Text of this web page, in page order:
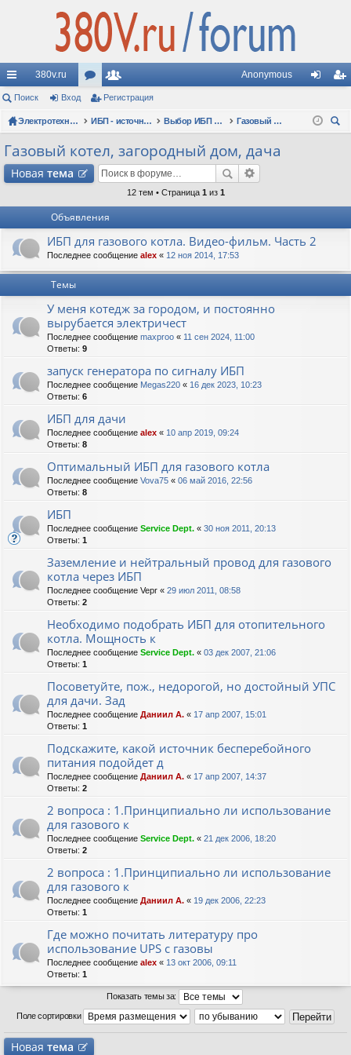
с
ы
лк
380v.ru
ор
ум
ол
ьз
ат
и
Anonymous
д ис
Поиск Вход Регистрация
Электротехнические форумы ИБП - источники бесперебойного питания Выбор ИБП по сфере применения (рекомендации, советы, опыт эксплуатации)
Газовый котел, загородный дом, дача
Газовый котел, загородный дом, дача
Новая тема
12 тем • Страница 1 из 1
Объявления
ИБП для газового котла. Видео-фильм. Часть 2
Последнее сообщение alex « 12 ноя 2014, 17:53
Темы
У меня котедж за городом, и постоянно
вырубается электричест
Последнее сообщение maxproo « 11 сен 2024, 11:00
Ответы: 9
запуск генератора по сигналу ИБП
Последнее сообщение Megas220 « 16 дек 2023, 10:23
Ответы: 6
ИБП для дачи
Последнее сообщение alex « 10 апр 2019, 09:24
Ответы: 8
Оптимальный ИБП для газового котла
Последнее сообщение Vova75 « 06 май 2016, 22:56
Ответы: 8
ИБП
Последнее сообщение Service Dept. « 30 ноя 2011, 20:13
Ответы: 1
Заземление и нейтральный провод для газового
котла через ИБП
Последнее сообщение Vepr « 29 июл 2011, 08:58
Ответы: 2
Необходимо подобрать ИБП для отопительного
котла. Мощность к
Последнее сообщение Service Dept. « 03 дек 2007, 21:06
Ответы: 1
Посоветуйте, пож., недорогой, но достойный УПС
для дачи. Зад
Последнее сообщение Даниил А. « 17 апр 2007, 15:01
Ответы: 1
Подскажите, какой источник бесперебойного
питания подойдет д
Последнее сообщение Даниил А. « 17 апр 2007, 14:37
Ответы: 2
2 вопроса : 1.Принципиально ли использование
для газового к
Последнее сообщение Service Dept. « 21 дек 2006, 18:20
Ответы: 2
2 вопроса : 1.Принципиально ли использование
для газового к
Последнее сообщение Даниил А. « 19 дек 2006, 22:23
Ответы: 1
Где можно почитать литературу про
использование UPS с газовы
Последнее сообщение alex « 13 окт 2006, 09:11
Ответы: 1
Показать темы за:
Поле сортировки
Новая тема